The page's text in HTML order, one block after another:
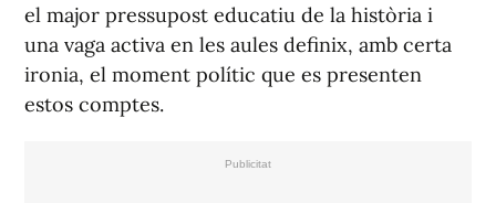
el major pressupost educatiu de la història i
una vaga activa en les aules definix, amb certa
ironia, el moment polític que es presenten
estos comptes.